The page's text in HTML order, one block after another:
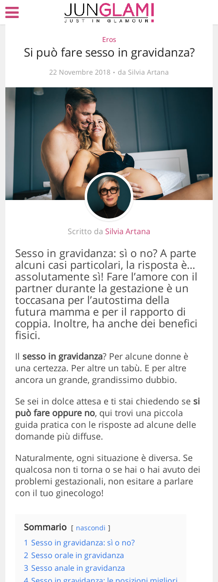
Eros
Si può fare sesso in gravidanza?
22 Novembre 2018 da Silvia Artana
Scritto da Silvia Artana
Sesso in gravidanza: sì o no? A parte
alcuni casi particolari, la risposta è…
assolutamente sì! Fare l’amore con il
partner durante la gestazione è un
toccasana per l’autostima della
futura mamma e per il rapporto di
coppia. Inoltre, ha anche dei benefici
fisici.
Il sesso in gravidanza? Per alcune donne è
una certezza. Per altre un tabù. E per altre
ancora un grande, grandissimo dubbio.
Se sei in dolce attesa e ti stai chiedendo se si
può fare oppure no, qui trovi una piccola
guida pratica con le risposte ad alcune delle
domande più diffuse.
Naturalmente, ogni situazione è diversa. Se
qualcosa non ti torna o se hai o hai avuto dei
problemi gestazionali, non esitare a parlare
con il tuo ginecologo!
Sommario nascondi
1 Sesso in gravidanza: sì o no?
2 Sesso orale in gravidanza
3 Sesso anale in gravidanza